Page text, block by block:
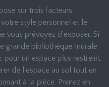
sur trois facteurs
style personnel et le
vous prévoyez d’exposer. Si
grande bibliothèque murale
pour un espace plus restreint,
de l’espace au sol tout en
à la pièce. Prenez en